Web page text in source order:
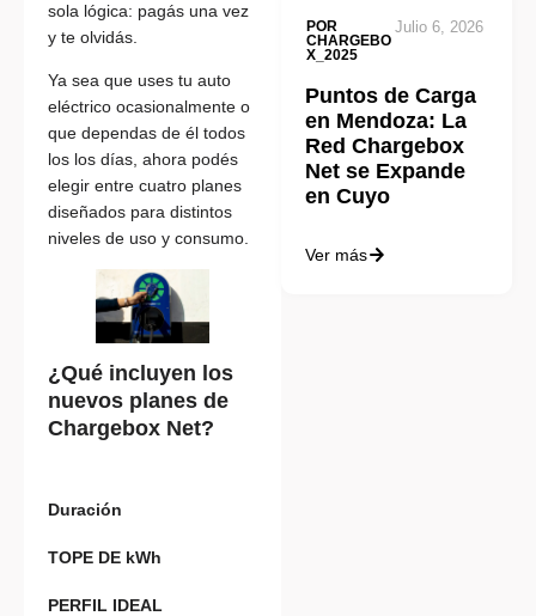
sola lógica: pagás una vez
y te olvidás.
Ya sea que uses tu auto
eléctrico ocasionalmente o
que dependas de él todos
los los días, ahora podés
elegir entre cuatro planes
diseñados para distintos
niveles de uso y consumo.
¿Qué incluyen los
nuevos planes de
Chargebox Net?
Duración
TOPE DE kWh
PERFIL IDEAL
POR
CHARGEBO
X_2025
Julio 6, 2026
Puntos de Carga
en Mendoza: La
Red Chargebox
Net se Expande
en Cuyo
Ver más